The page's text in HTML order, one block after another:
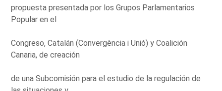
propuesta presentada por los Grupos Parlamentarios
Popular en el
Congreso, Catalán (Convergència i Unió) y Coalición
Canaria, de creación
de una Subcomisión para el estudio de la regulación de